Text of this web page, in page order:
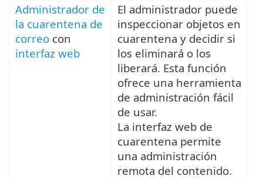
Administrador de
la cuarentena de
correo con
interfaz web
El administrador puede
inspeccionar objetos en
cuarentena y decidir si
los eliminará o los
liberará. Esta función
ofrece una herramienta
de administración fácil
de usar.
La interfaz web de
cuarentena permite
una administración
remota del contenido.